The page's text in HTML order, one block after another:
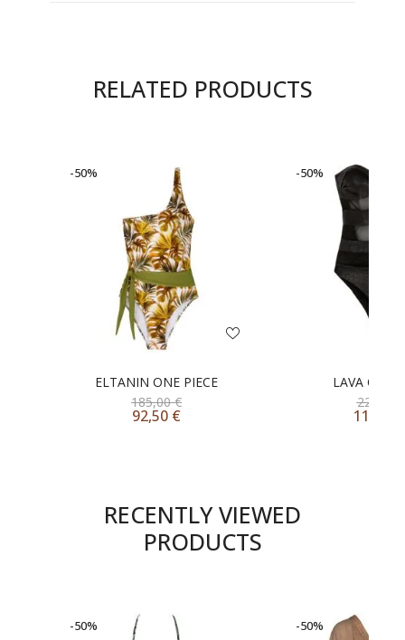
RELATED PRODUCTS
-50%
ELTANIN ONE PIECE
185,00€
92,50 €
-50%
LAVA ONE
220,00
110,00
RECENTLY VIEWED
PRODUCTS
-50% -50%